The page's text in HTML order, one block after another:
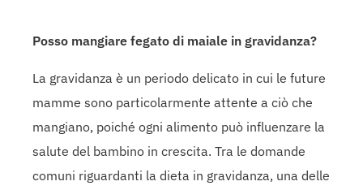
Posso mangiare fegato di maiale in gravidanza?
La gravidanza è un periodo delicato in cui le future
mamme sono particolarmente attente a ciò che
mangiano, poiché ogni alimento può influenzare la
salute del bambino in crescita. Tra le domande
comuni riguardanti la dieta in gravidanza, una delle